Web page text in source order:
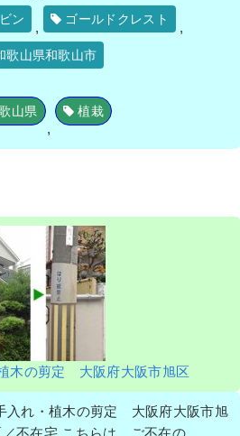
ン
,
ゴールドクレスト
,
歌山県和歌山市
山県
,
植栽
木の剪定 大阪府大阪市旭区
入れ・植木の剪定 大阪府大阪市旭
不在宅 こちらは、ご不在の ...